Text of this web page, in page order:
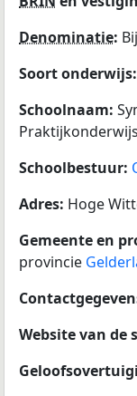
Denominatie:
Soort onderwijs:
Schoolnaam:
Schoolbestuur:
Adres: Hoge
Gemeente en
provincie
Website van de